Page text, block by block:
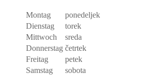
Montag
ponedeljek
Dienstag
torek
Mittwoch
sreda
Donnerstag četrtek
Freitag
petek
Samstag
sobota